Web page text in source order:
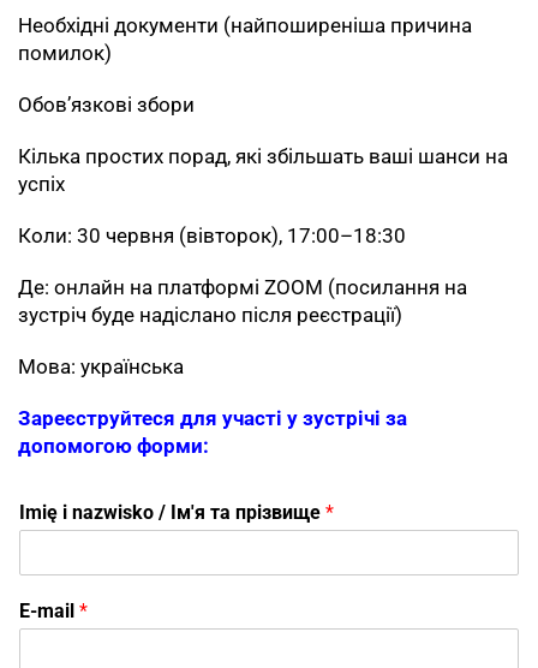
Необхідні документи (найпоширеніша причина
помилок)
Обов’язкові збори
Кілька простих порад, які збільшать ваші шанси на
успіх
Коли: 30 червня (вівторок), 17:00–18:30
Де: онлайн на платформі ZOOM (посилання на
зустріч буде надіслано після реєстрації)
Мова: українська
Зареєструйтеся для участі у зустрічі за
допомогою форми:
Imię i nazwisko / Ім'я та прізвище *
E-mail *